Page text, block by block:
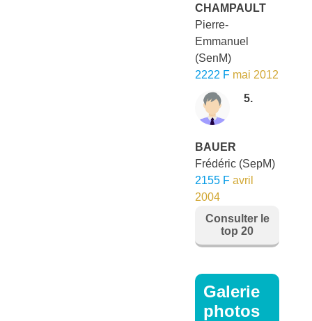
CHAMPAULT
Pierre-
Emmanuel
(SenM)
2222 F mai 2012
5.
BAUER
Frédéric (SepM)
2155 F avril
2004
Consulter le
top 20
Galerie
photos